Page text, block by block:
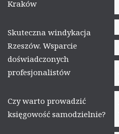
Kraków
Skuteczna windykacja
Rzeszów. Wsparcie
doświadczonych
profesjonalistów
Czy warto prowadzić
księgowość samodzielnie?